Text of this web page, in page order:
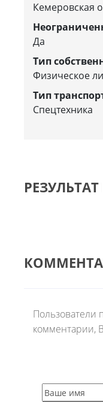
Кемеровская
Да
Тип
Физическое
Тип
Спецтехника
Пользователи
комментарии,